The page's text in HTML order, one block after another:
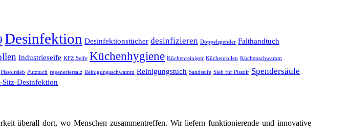
Desinfektion Desinfektionstücher desinfizieren Doppelspender Falthandtuch
Industrieseife KFZ Seife Küchenhygiene Küchenreiniger Küchenrollen Küchenschwamm
Pissoirsieb Putztuch regeneriersalz Reinigungsschwamm Reinigungstuch Sandseife Sieb für Pissoir Spendersäule
Sitz-Desinfektion
überall dort, wo Menschen zusammentreffen. Wir liefern funktionierende und innovative